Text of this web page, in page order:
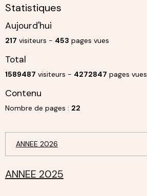
Statistiques
Aujourd'hui
217 visiteurs - 453 pages vues
Total
1589487 visiteurs - 4272847 pages vues
Contenu
Nombre de pages : 22
ANNEE 2026
ANNEE 2025